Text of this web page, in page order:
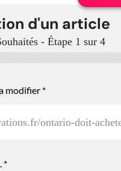
d'un article
- Étape 1 sur 4
modifier *
*